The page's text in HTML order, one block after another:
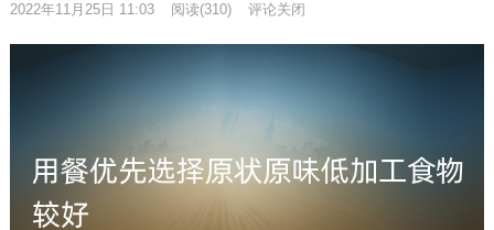
2022年11月25日 11:03 阅读(310) 评论关闭